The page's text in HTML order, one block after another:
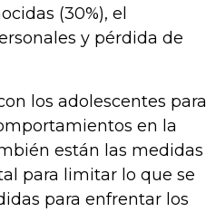
(30%), el
y pérdida de
los adolescentes para
en la
están las medidas
para limitar lo que se
para enfrentar los